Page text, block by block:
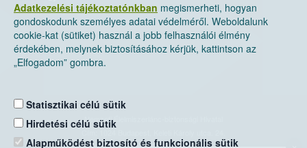
Adatkezelési tájékoztatónkban megismerheti, hogyan
gondoskodunk személyes adatai védelméről. Weboldalunk
cookie-kat (sütiket) használ a jobb felhasználói élmény
érdekében, melynek biztosításához kérjük, kattintson az
„Elfogadom” gombra.
Statisztikai célú sütik
Hirdetési célú sütik
Alapműködést biztosító és funkcionális sütik
Nemzeti Élelmiszerlánc-biztonsági Hivatal
Levelezési cím: 1525 Budapest. Pf. 30.